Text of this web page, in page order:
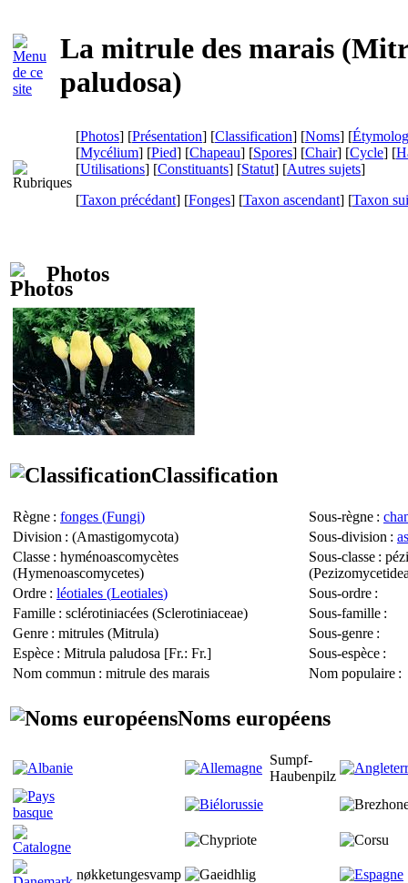
La mitrule des marais (
paludosa)
[Photos] [Présentation] [Classification] [Noms] [
[Mycélium] [Pied] [Chapeau] [Spores] [Chair] [Cycle] [
[Utilisations] [Constituants] [Statut] [Autres sujets]
[Taxon précédant] [Fonges] [Taxon ascendant] [Taxon
Photos
Classification
Règne : fonges (Fungi) Sous-règne :
Division : (Amastigomycota) Sous-division :
Classe : hyménoascomycètes
(Hymenoascomycetes)
Sous-classe :
(
Ordre : léotiales (Leotiales) Sous-ordre :
Famille : sclérotiniacées (Sclerotiniaceae) Sous-famille :
Genre : mitrules (Mitrula) Sous-genre :
Espèce : Mitrula paludosa [Fr.: Fr.] Sous-espèce :
Nom commun : mitrule des marais Nom populaire :
Noms européens
Sumpf-
Haubenpilz
nøkketungesvamp